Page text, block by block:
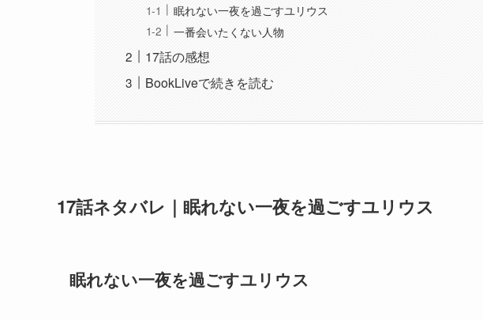
眠れない一夜を過ごすユリウス
一番会いたくない人物
17話の感想
BookLiveで続きを読む
17話ネタバレ｜眠れない一夜を過ごすユリウス
眠れない一夜を過ごすユリウス